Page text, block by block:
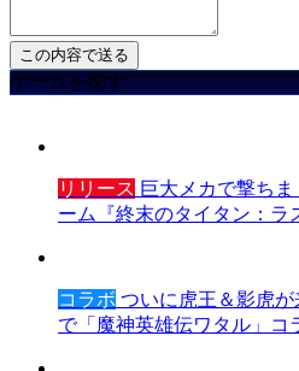
ゲームを探す
リリース 巨大メカで撃ち
ーム『終末のタイタン：ラ
コラボ ついに虎王＆影虎が
で「魔神英雄伝ワタル」コ